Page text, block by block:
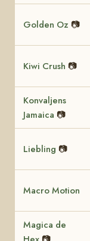
Golden Oz 📷
Kiwi Crush 📷
Konvaljens
Jamaica 📷
Liebling 📷
Macro Motion
Magica de